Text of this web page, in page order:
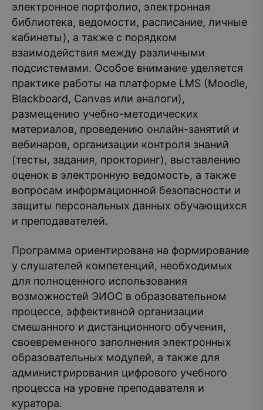
электронное портфолио, электронная
библиотека, ведомости, расписание, личные
кабинеты), а также с порядком
взаимодействия между различными
подсистемами. Особое внимание уделяется
практике работы на платформе LMS (Moodle,
Blackboard, Canvas или аналоги),
размещению учебно-методических
материалов, проведению онлайн-занятий и
вебинаров, организации контроля знаний
(тесты, задания, прокторинг), выставлению
оценок в электронную ведомость, а также
вопросам информационной безопасности и
защиты персональных данных обучающихся
и преподавателей.
Программа ориентирована на формирование
у слушателей компетенций, необходимых
для полноценного использования
возможностей ЭИОС в образовательном
процессе, эффективной организации
смешанного и дистанционного обучения,
своевременного заполнения электронных
образовательных модулей, а также для
администрирования цифрового учебного
процесса на уровне преподавателя и
куратора.